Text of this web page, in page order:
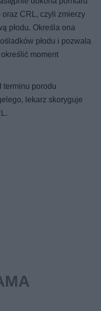
CRL, czyli zmierzy
płodu. Określa ona
płodu i pozwala
moment
terminu porodu
lekarz skoryguje